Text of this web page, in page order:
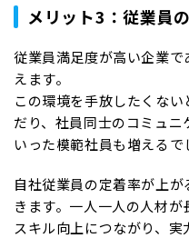
メリット3：従業員
従業員満足度が高い企業
えます。
この環境を手放したくな
だり、社員同士のコミュ
いった模範社員も増えるで
自社従業員の定着率が上が
きます。一人一人の人材
スキル向上につながり、